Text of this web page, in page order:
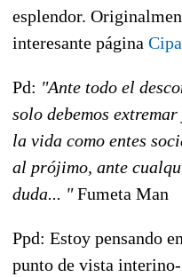
esplendor.
interesante página
Pd: "Ante todo el
solo debemos
la vida como entes
al prójimo, ante
duda... "Fumeta Man
Ppd: Estoy pensando
punto de vista